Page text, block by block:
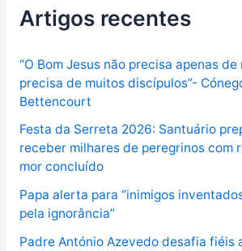
Artigos recentes
“O Bom Jesus não precisa apenas
precisa de muitos discípulos”-
Bettencourt
Festa da Serreta 2026: Santuário
receber milhares de peregrinos com
mor concluído
Papa alerta para “inimigos
pela ignorância”
Padre António Azevedo desafia fiéis